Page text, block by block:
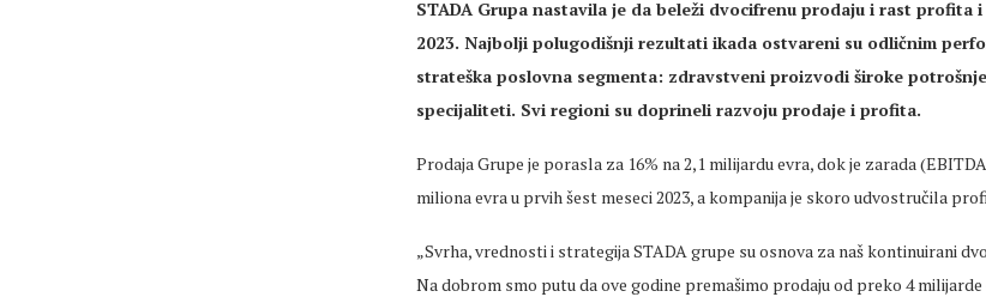
STADA Grupa nastavila je da beleži dvocifrenu prodaju i rast profita
2023. Najbolji polugodišnji rezultati ikada ostvareni su odličnim
strateška poslovna segmenta: zdravstveni proizvodi široke
specijaliteti. Svi regioni su doprineli razvoju prodaje i profita.
Prodaja Grupe je porasla za 16% na 2,1 milijardu evra, dok je zarada
miliona evra u prvih šest meseci 2023, a kompanija je skoro udvostručila
„Svrha, vrednosti i strategija STADA grupe su osnova za naš kontinuirani
Na dobrom smo putu da ove godine premašimo prodaju od preko 4